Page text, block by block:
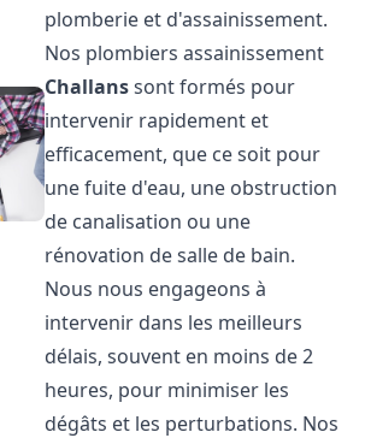
plomberie et d'assainissement.
Nos plombiers assainissement
Challanssont formés pour
intervenir rapidement et
efficacement, que ce soit pour
une fuite d'eau, une obstruction
de canalisation ou une
rénovation de salle de bain.
Nous nous engageons à
intervenir dans les meilleurs
délais, souvent en moins de 2
heures, pour minimiser les
dégâts et les perturbations. Nos